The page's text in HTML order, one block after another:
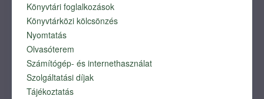
MULTIMÉDIA
Dokumentumok
Munkatársaink
Könyvtári foglalkozások
Könyvtárközi kölcsönzés
Nyomtatás
Olvasóterem
Számítógép- és internethasználat
Szolgáltatási díjak
Tájékoztatás